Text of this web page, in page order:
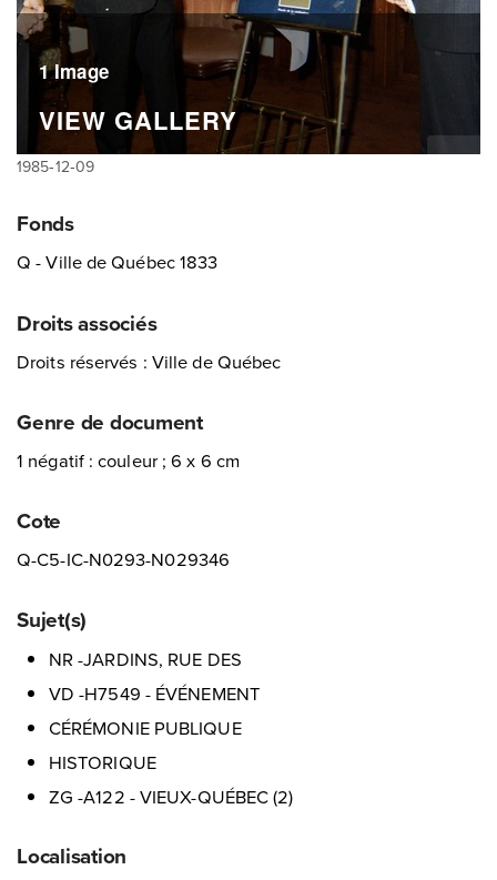
1 Image
VIEW GALLERY
1985‑12‑09
Fonds
Q - Ville de Québec 1833
Droits associés
Droits réservés : Ville de Québec
Genre de document
1 négatif : couleur ; 6 x 6 cm
Cote
Q-C5-IC-N0293-N029346
Sujet(s)
NR -JARDINS, RUE DES
VD -H7549 - ÉVÉNEMENT
CÉRÉMONIE PUBLIQUE
HISTORIQUE
ZG -A122 - VIEUX-QUÉBEC (2)
Localisation